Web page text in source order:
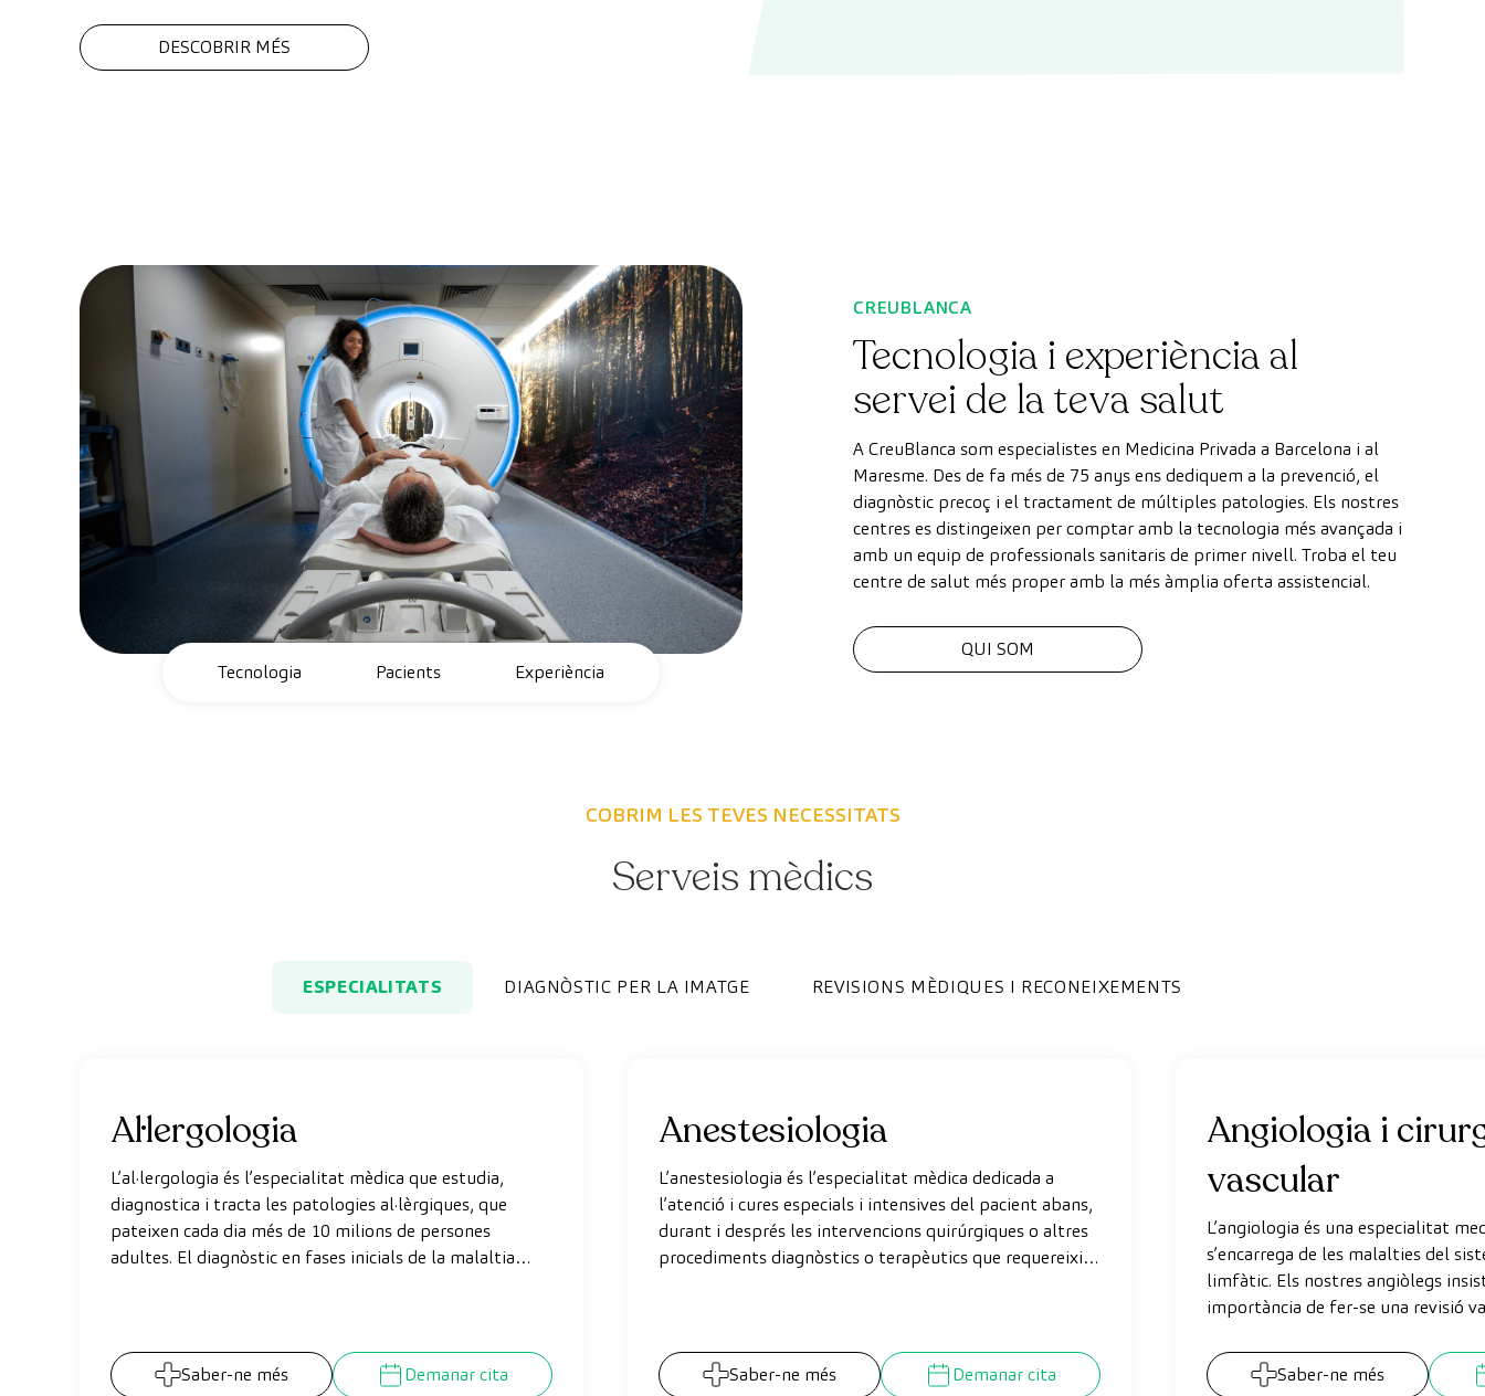
DESCOBRIR MÉS
CREUBLANCA
Tecnologia i experiència al
servei de la teva salut
A CreuBlanca som especialistes en Medicina Privada a Barcelona i al
Maresme. Des de fa més de 75 anys ens dediquem a la prevenció, el
diagnòstic precoç i el tractament de múltiples patologies. Els nostres
centres es distingeixen per comptar amb la tecnologia més avançada i
amb un equip de professionals sanitaris de primer nivell. Troba el teu
centre de salut més proper amb la més àmplia oferta assistencial.
QUI SOM
Tecnologia
Pacients Experiència
COBRIM LES TEVES NECESSITATS
Serveis mèdics
ESPECIALITATS DIAGNÒSTIC PER LA IMATGE REVISIONS MÈDIQUES I RECONEIXEMENTS
Al·lergologia
L’al·lergologia és l’especialitat mèdica que estudia,
diagnostica i tracta les patologies al·lèrgiques, que
pateixen cada dia més de 10 milions de persones
adultes. El diagnòstic en fases inicials de la malaltia
Saber-ne més
Demanar cita
Anestesiologia
L’anestesiologia és l’especialitat mèdica dedicada a
l’atenció i cures especials i intensives del pacient abans,
durant i després les intervencions quirúrgiques o altres
procediments diagnòstics o terapèutics que requereixin
Saber-ne més Demanar cita
Angiologia i
vascular
L’angiologia és una especialitat
s’encarrega de les malalties del
limfàtic. Els nostres angiòlegs
importància de fer-se una revisió
qualsevol malaltia o patologia
miocardi, l’embòlia cerebral i el
Saber-ne més